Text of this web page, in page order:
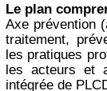
Le plan
Axe prévention
traitement,
les pratiques
les acteurs et
intégrée de